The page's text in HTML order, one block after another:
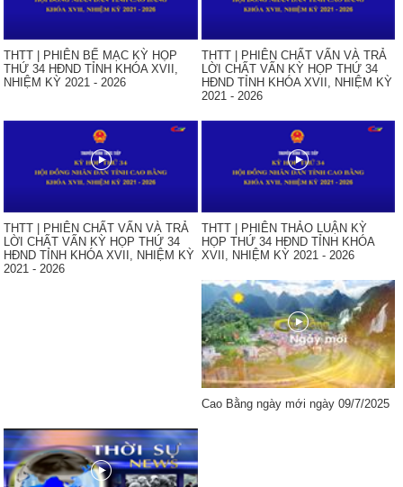
THTT | PHIÊN BẾ MẠC KỲ HỌP
THỨ 34 HĐND TỈNH KHÓA XVII,
NHIỆM KỲ 2021 - 2026
THTT | PHIÊN CHẤT VẤN VÀ TRẢ
LỜI CHẤT VẤN KỲ HỌP THỨ 34
HĐND TỈNH KHÓA XVII, NHIỆM KỲ
2021 - 2026
THTT | PHIÊN CHẤT VẤN VÀ TRẢ
LỜI CHẤT VẤN KỲ HỌP THỨ 34
HĐND TỈNH KHÓA XVII, NHIỆM KỲ
2021 - 2026
THTT | PHIÊN THẢO LUẬN KỲ
HỌP THỨ 34 HĐND TỈNH KHÓA
XVII, NHIỆM KỲ 2021 - 2026
Cao Bằng ngày mới ngày 09/7/2025